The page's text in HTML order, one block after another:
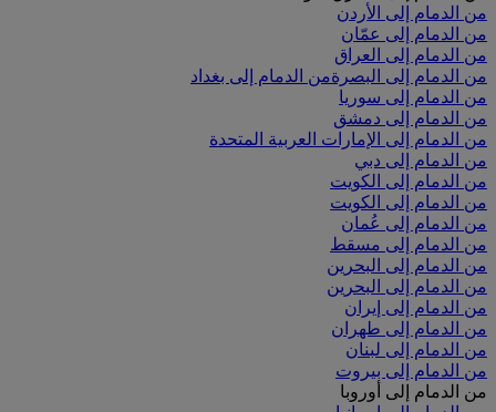
من الدمام إلى الأردن
من الدمام إلى عمّان
من الدمام إلى العراق
من الدمام إلى البصرةمن الدمام إلى بغداد
من الدمام إلى سوريا
من الدمام إلى دمشق
من الدمام إلى الإمارات العربية المتحدة
من الدمام إلى دبي
من الدمام إلى الكويت
من الدمام إلى الكويت
من الدمام إلى عُمان
من الدمام إلى مسقط
من الدمام إلى البحرين
من الدمام إلى البحرين
من الدمام إلى إيران
من الدمام إلى طهران
من الدمام إلى لبنان
من الدمام إلى بيروت
من الدمام إلى أوروبا